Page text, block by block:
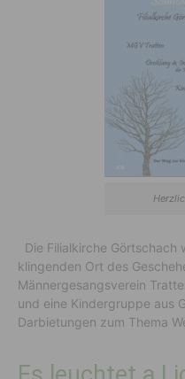
Die Filialkirche Görtschach
klingenden Ort des
Männergesangsverein
und eine Kindergruppe aus
Darbietungen zum Thema